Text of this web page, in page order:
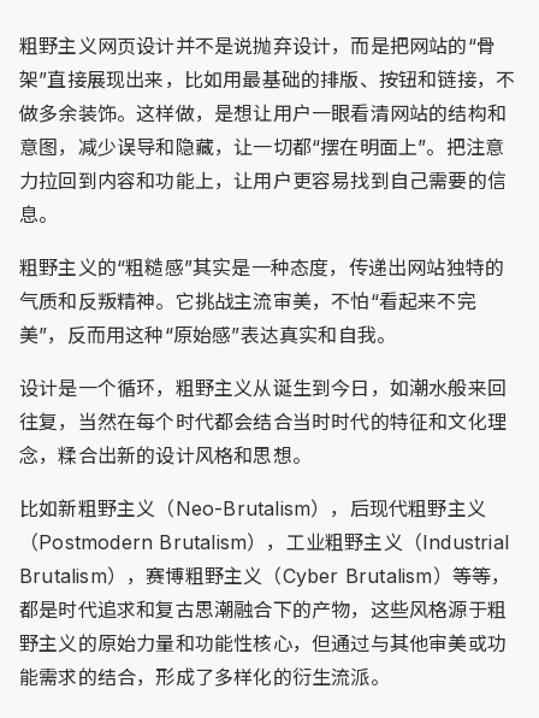
粗野主义网页设计并不是说抛弃设计，而是把网站的“骨
架”直接展现出来，比如用最基础的排版、按钮和链接，不
做多余装饰。这样做，是想让用户一眼看清网站的结构和
意图，减少误导和隐藏，让一切都“摆在明面上”。把注意
力拉回到内容和功能上，让用户更容易找到自己需要的信
息。
粗野主义的“粗糙感”其实是一种态度，传递出网站独特的
气质和反叛精神。它挑战主流审美，不怕“看起来不完
美”，反而用这种“原始感”表达真实和自我。
设计是一个循环，粗野主义从诞生到今日，如潮水般来回
往复，当然在每个时代都会结合当时时代的特征和文化理
念，糅合出新的设计风格和思想。
比如新粗野主义（Neo-Brutalism），后现代粗野主义
（Postmodern Brutalism），工业粗野主义（Industrial
Brutalism），赛博粗野主义（Cyber Brutalism）等等，
都是时代追求和复古思潮融合下的产物，这些风格源于粗
野主义的原始力量和功能性核心，但通过与其他审美或功
能需求的结合，形成了多样化的衍生流派。